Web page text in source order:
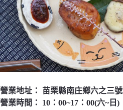
營業地址： 苗栗縣南庄鄉六之三號
營業時間： 10：00~17：00(六~日)